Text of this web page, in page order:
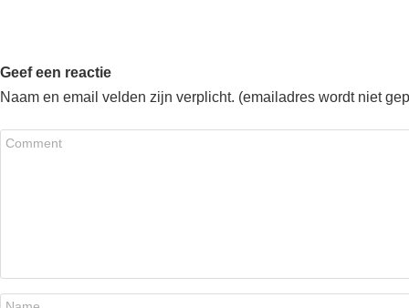
Geef een reactie
Naam en email velden zijn verplicht. (emailadres wordt niet